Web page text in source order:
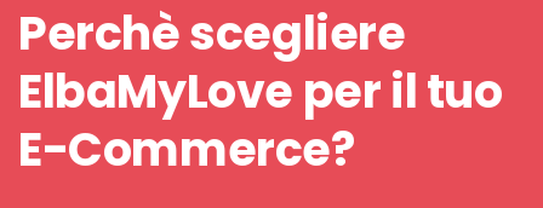
Perchè scegliere
ElbaMyLove per il tuo
E-Commerce?